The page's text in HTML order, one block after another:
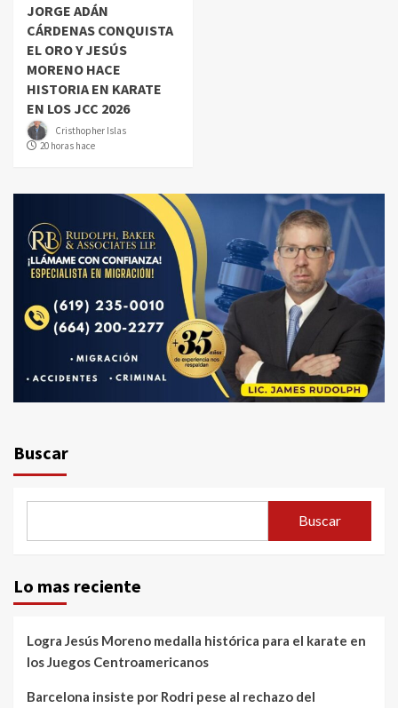
JORGE ADÁN
CÁRDENAS CONQUISTA
EL ORO Y JESÚS
MORENO HACE
HISTORIA EN KARATE
EN LOS JCC 2026
Cristhopher Islas
20 horas hace
Buscar
Buscar
Lo mas reciente
Logra Jesús Moreno medalla histórica para el karate en
los Juegos Centroamericanos
Barcelona insiste por Rodri pese al rechazo del